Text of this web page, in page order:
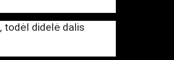
todėl didelė dalis